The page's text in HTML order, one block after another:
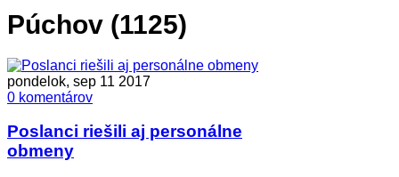
Púchov (1125)
pondelok, sep 11 2017
0 komentárov
Poslanci riešili aj personálne
obmeny